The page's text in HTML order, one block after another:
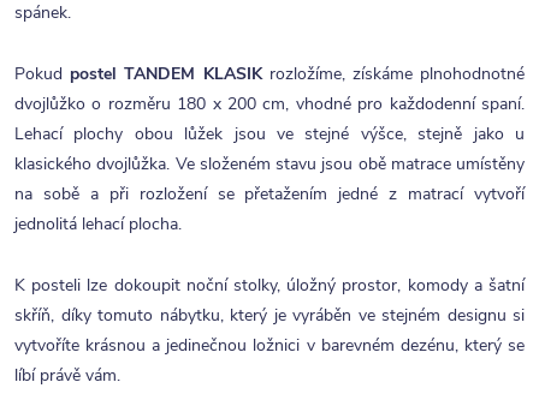
spánek.
Pokud postel TANDEM KLASIKrozložíme, získáme plnohodnotné
dvojlůžko o rozměru 180 x 200 cm, vhodné pro každodenní spaní.
Lehací plochy obou lůžek jsou ve stejné výšce, stejně jako u
klasického dvojlůžka. Ve složeném stavu jsou obě matrace umístěny
na sobě a při rozložení se přetažením jedné z matrací vytvoří
jednolitá lehací plocha.
K posteli lze dokoupit noční stolky, úložný prostor, komody a šatní
skříň, díky tomuto nábytku, který je vyráběn ve stejném designu si
vytvoříte krásnou a jedinečnou ložnici v barevném dezénu, který se
líbí právě vám.